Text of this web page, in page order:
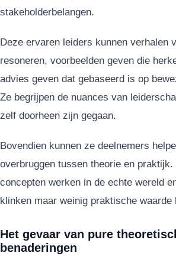
stakeholderbelangen.
Deze ervaren leiders kunnen verhalen
resoneren, voorbeelden geven die
advies geven dat gebaseerd is op
Ze begrijpen de nuances van
zelf doorheen zijn gegaan.
Bovendien kunnen ze deelnemers
overbruggen tussen theorie en
concepten werken in de echte wereld
klinken maar weinig praktische waarde
Het gevaar van pure
benaderingen